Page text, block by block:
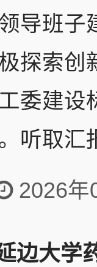
导班子
探索创
委建设
听取汇
2026年
边大学